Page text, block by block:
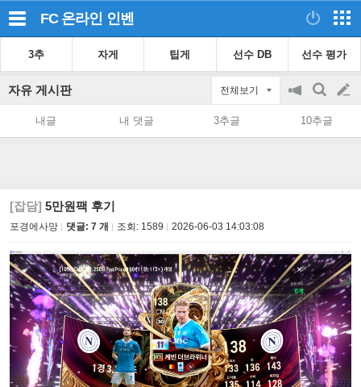
FC 온라인 인벤
3추 자게 팁게 선수 DB 선수 평가
자유 게시판 전체보기
공
지
on/off
검
색
글
쓰
내글 내 댓글 3추글 10추글
[잡담] 5만원팩 후기
포경에사망 댓글: 7 개 조회: 1589 2026-06-03 14:03:08